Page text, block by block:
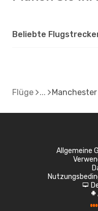
Beliebte
Flüge
Allgemeine
d
A